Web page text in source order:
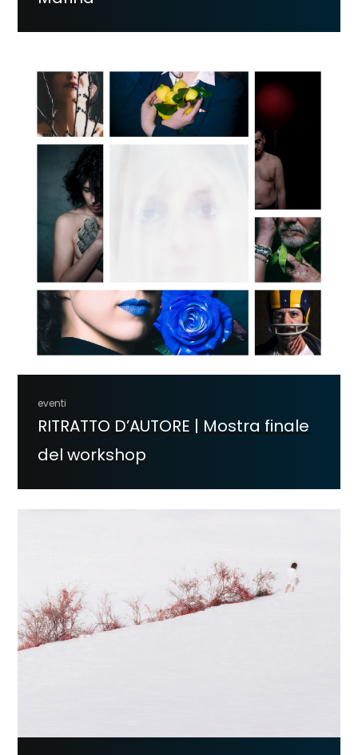
eventi
RITRATTO D’AUTORE | Mostra finale
del workshop